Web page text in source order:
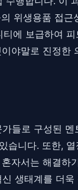
위생용품 접근
에 보급하여
야말로 진정한
들로 구성된
습니다. 또한,
자서는 해결하
생태계를 더욱